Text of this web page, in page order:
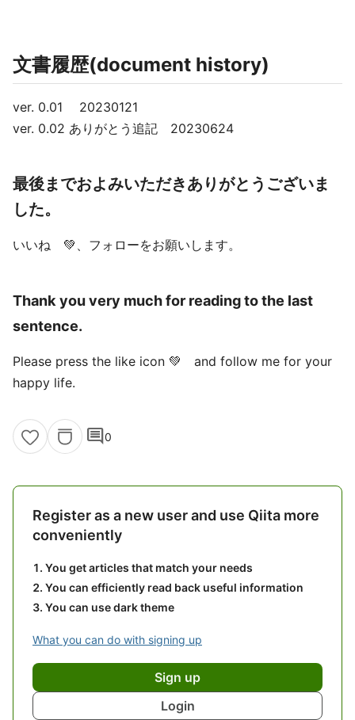
文書履歴(document history)
ver. 0.01 20230121
ver. 0.02 ありがとう追記 20230624
最後までおよみいただきありがとうございま
した。
いいね 💚、フォローをお願いします。
Thank you very much for reading to the last
sentence.
Please press the like icon 💚 and follow me for your
happy life.
comment0
Register as a new user and use Qiita more
conveniently
You get articles that match your needs
You can efficiently read back useful information
You can use dark theme
What you can do with signing up
Sign up
Login